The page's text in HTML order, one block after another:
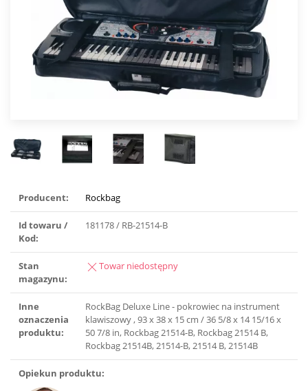
Producent: Rockbag
Id towaru /
Kod:
181178 / RB-21514-B
Stan
magazynu:
Towar niedostępny
Inne
oznaczenia
produktu:
RockBag Deluxe Line - pokrowiec na instrument
klawiszowy , 93 x 38 x 15 cm / 36 5/8 x 14 15/16 x
50 7/8 in, Rockbag 21514-B, Rockbag 21514 B,
Rockbag 21514B, 21514-B, 21514 B, 21514B
Opiekun produktu: